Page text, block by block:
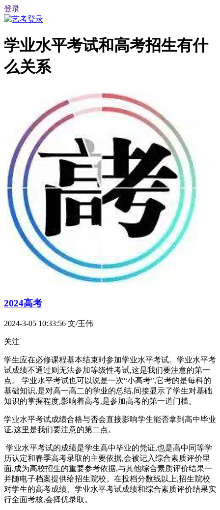
登录
学业水平考试和高考招生有什
么关系
2024高考
2024-3-05 10:33:56 文/王伟
关注
学生应在必修课程基本结束时参加学业水平考试。学业水平考
试成绩不通过则无法参加等级性考试,这是我们要注意的第一
点。 学业水平考试也可以说是一次“小高考”,它考的是每科的
基础知识,是对高一高二的学业的总结,间接显示了学生对基础
知识的掌握程度,影响着高考,是参加高考的第一道门槛。
学业水平考试成绩合格与否会直接影响学生能否拿到高中毕业
证,这里是我们要注意的第二点。
学业水平考试的成绩是学生高中毕业的凭证,也是高中同等学
历认定和春季高考录取的主要依据,会被记入综合素质评价里
面,成为高校招生的重要参考依据,与其他综合素质评价结果一
并随电子档案提供给招生院校。在投档分数线以上,招生院校
对学生的高考成绩、学业水平考试成绩和综合素质评价结果实
行全面考核,会择优录取。